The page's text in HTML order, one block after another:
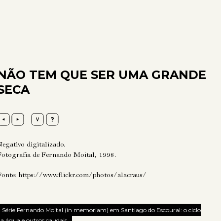
TEM QUE SER UMA GRANDE
digitalizado.
de Fernando Moital, 1998.
https://www.flickr.com/photos/alacraus/
Série Fernando Moital (in memoriam) em Santiago do Escoural: o ciclo